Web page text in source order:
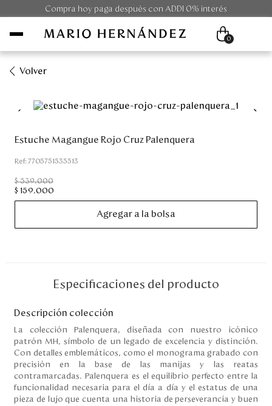
Compra hoy paga después con ADDI 0% interés
Unisex
Viaje
Mi cuenta
Blog
Servicio al cliente
0
Volver
Estuche Magangue Rojo Cruz Palenquera
:7705751535513
$ 539.000
$ 159.000
Agregar a la bolsa
Especificaciones del producto
Descripción colección
La colección Palenquera, diseñada con nuestro icónico
patrón MH, símbolo de un legado de excelencia y distinción.
Con detalles emblemáticos, como el monograma grabado con
precisión en la base de las manijas y las reatas
contramarcadas. Palenquera es el equilibrio perfecto entre la
funcionalidad necesaria para el día a día y el estatus de una
pieza de lujo que cuenta una historia de perseverancia y buen